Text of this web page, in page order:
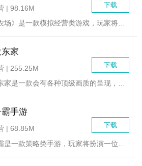
下载
| 98.16M
《动物农场》是一款模拟经营类游戏，玩家将扮演一名农场 的经营...
家
下载
| 255.25M
我是大东家是一款会有各种顶级画质的呈现，所有的画风都能吸引玩...
手游
下载
| 68.85M